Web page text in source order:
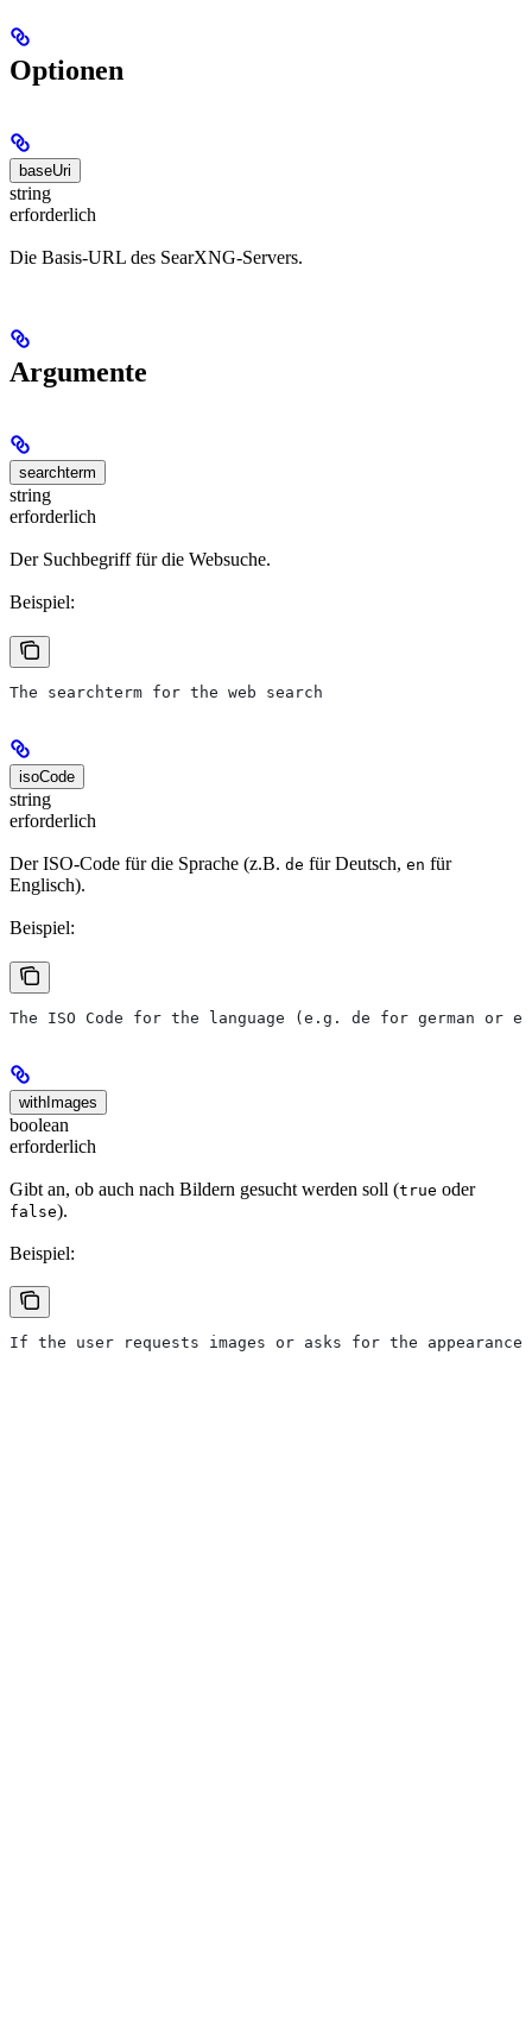
Optionen
baseUri
string
erforderlich
Die Basis-URL des SearXNG-Servers.
Argumente
searchterm
string
erforderlich
Der Suchbegriff für die Websuche.
Beispiel:
The searchterm for the web search
isoCode
string
erforderlich
Der ISO-Code für die Sprache (z.B. de für Deutsch, en für
Englisch).
Beispiel:
The ISO Code for the language (e.g. de for german or
withImages
boolean
erforderlich
Gibt an, ob auch nach Bildern gesucht werden soll (true oder
false).
Beispiel:
If the user requests images or asks for the